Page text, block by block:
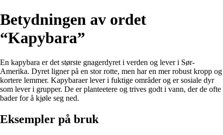
Betydningen av ordet
“Kapybara”
En kapybara er det største gnagerdyret i verden og lever i Sør-
Amerika. Dyret ligner på en stor rotte, men har en mer robust kropp og
kortere lemmer. Kapybaraer lever i fuktige områder og er sosiale dyr
som lever i grupper. De er planteetere og trives godt i vann, der de ofte
bader for å kjøle seg ned.
Eksempler på bruk